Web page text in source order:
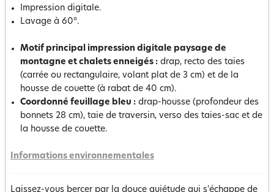
Impression digitale.
Lavage à 60°.
Motif principal impression digitale paysage de
montagne et chalets enneigés : drap, recto des taies
(carrée ou rectangulaire, volant plat de 3 cm) et de la
housse de couette (à rabat de 40 cm).
Coordonné feuillage bleu : drap-housse (profondeur des
bonnets 28 cm), taie de traversin, verso des taies-sac et de
la housse de couette.
Informations environnementales
Laissez-vous bercer par la douce quiétude qui s'échappe de